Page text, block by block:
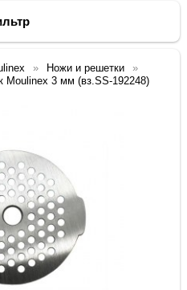
Ножи и решетки
Moulinex 3 мм (вз.SS-192248)